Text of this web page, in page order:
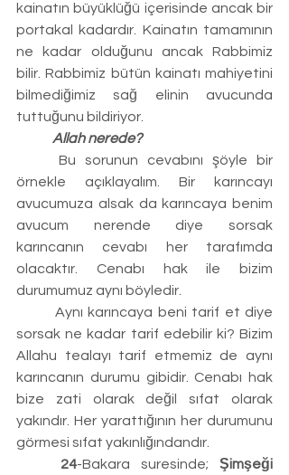
kainatın büyüklüğü içerisinde ancak bir
portakal kadardır. Kainatın tamamının
ne kadar olduğunu ancak Rabbimiz
bilir. Rabbimiz bütün kainatı mahiyetini
bilmediğimiz sağ elinin avucunda
tuttuğunu bildiriyor.
	Allah nerede?
örnekle açıklayalım. Bir karıncayı
avucumuza alsak da karıncaya benim
avucum nerende diye sorsak
karıncanın cevabı her tarafımda
olacaktır. Cenabı hak ile bizim
durumumuz aynı böyledir.
sorsak ne kadar tarif edebilir ki? Bizim
Allahu tealayı tarif etmemiz de aynı
karıncanın durumu gibidir. Cenabı hak
bize zati olarak değil sıfat olarak
yakındır. Her yarattığının her durumunu
görmesi sıfat yakınlığındandır.
	24
-Bakara suresinde; Şimşeği